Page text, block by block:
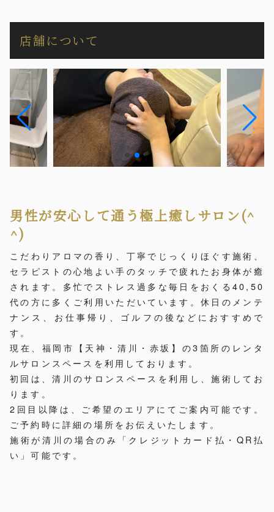
店舗について
男性が安心して通う極上癒しサロン(^
^)
こだわりアロマの香り、丁寧でじっくりほぐす施術、
セラピストの心地よい手のタッチで疲れたお身体が癒
されます。多忙でストレス過多な毎日をおくる40,50
代の方に多くご利用いただいています。休日のメンテ
ナンス、お仕事帰り、ゴルフの後などにおすすめで
す。
現在、福岡市【天神・清川・赤坂】の3箇所のレンタ
ルサロンスペースを利用しております。
初回は、清川のサロンスペースを利用し、施術してお
ります。
2回目以降は、ご希望のエリアにてご案内可能です。
ご予約時に詳細の場所をお伝えいたします。
施術が清川の場合のみ「クレジットカード払・QR払
い」可能です。